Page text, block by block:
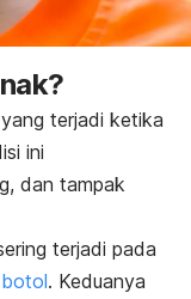
terjadi ketika
ini
dan tampak
terjadi pada
. Keduanya